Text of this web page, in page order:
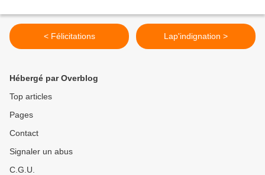
< Félicitations Lap'indignation >
Hébergé par Overblog
Top articles
Pages
Contact
Signaler un abus
C.G.U.